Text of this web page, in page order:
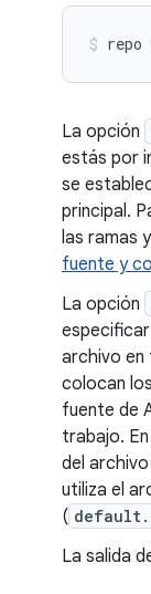
repo
La opción
estás por
se
principal.
las ramas
fuente y
La opción
archivo en
colocan
fuente de
trabajo.
del
utiliza el
(
La salida